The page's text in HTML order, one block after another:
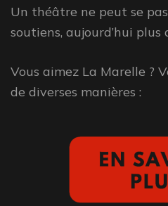
Un théâtre ne peut se
soutiens, aujourd’hui plus
Vous aimez La Marelle ?
de diverses manières :